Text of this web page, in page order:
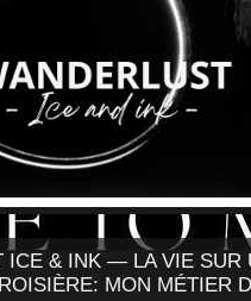
ICE & INK — LA VIE SUR
MON MÉTIER